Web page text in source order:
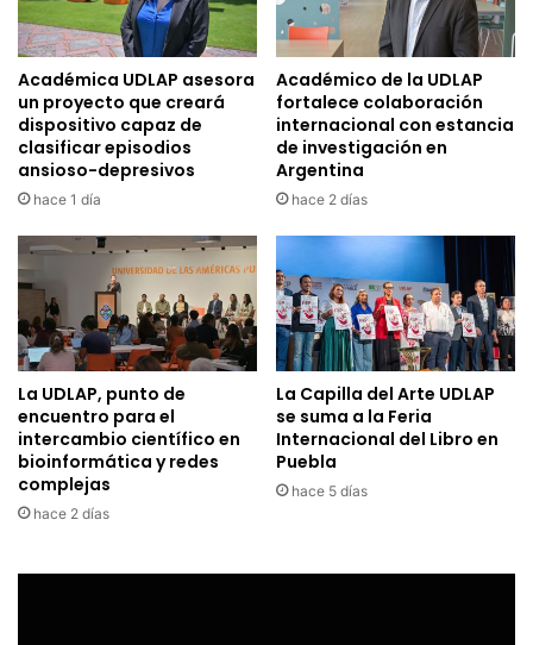
Académica UDLAP asesora
un proyecto que creará
dispositivo capaz de
clasificar episodios
ansioso-depresivos
hace 1 día
Académico de la UDLAP
fortalece colaboración
internacional con estancia
de investigación en
Argentina
hace 2 días
La UDLAP, punto de
encuentro para el
intercambio científico en
bioinformática y redes
complejas
hace 2 días
La Capilla del Arte UDLAP
se suma a la Feria
Internacional del Libro en
Puebla
hace 5 días